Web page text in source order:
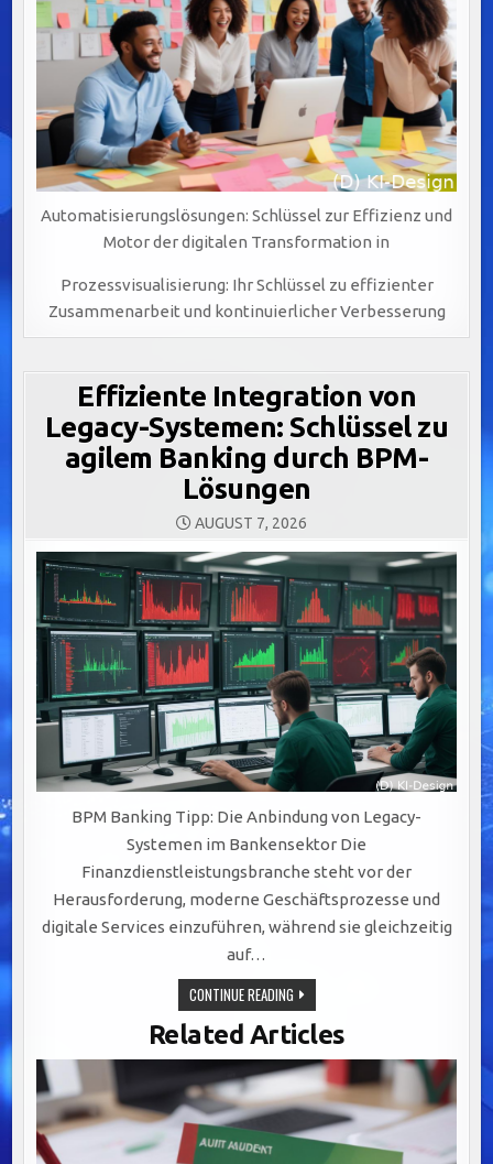
Automatisierungslösungen: Schlüssel zur Effizienz und
Motor der digitalen Transformation in
Prozessvisualisierung: Ihr Schlüssel zu effizienter
Zusammenarbeit und kontinuierlicher Verbesserung
Effiziente Integration von
Legacy-Systemen: Schlüssel zu
agilem Banking durch BPM-
Lösungen
AUGUST 7, 2026
BPM Banking Tipp: Die Anbindung von Legacy-
Systemen im Bankensektor Die
Finanzdienstleistungsbranche steht vor der
Herausforderung, moderne Geschäftsprozesse und
digitale Services einzuführen, während sie gleichzeitig
auf…
CONTINUE READINGEFFIZIENTE
INTEGRATION
VON
LEGACY-
SYSTEMEN:
SCHLÜSSEL
ZU
AGILEM
BANKING
DURCH
BPM-
LÖSUNGEN
Related Articles